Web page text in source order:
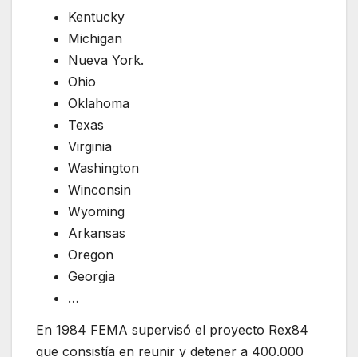
Kentucky
Michigan
Nueva York.
Ohio
Oklahoma
Texas
Virginia
Washington
Winconsin
Wyoming
Arkansas
Oregon
Georgia
…
En 1984 FEMA supervisó el proyecto Rex84
que consistía en reunir y detener a 400.000